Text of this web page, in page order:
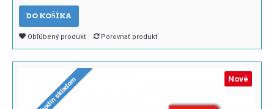
DO KOŠÍKA
Obľúbený produkt Porovnať produkt
Nové